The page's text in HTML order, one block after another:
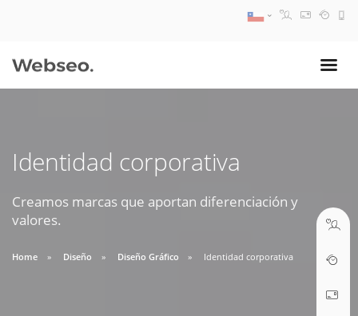
Identidad corporativa
Creamos marcas que aportan diferenciación y
valores.
Home Diseño Diseño Gráfico Identidad corporativa
09:30 AM A 18:30 PM
soporte@webseo.cl